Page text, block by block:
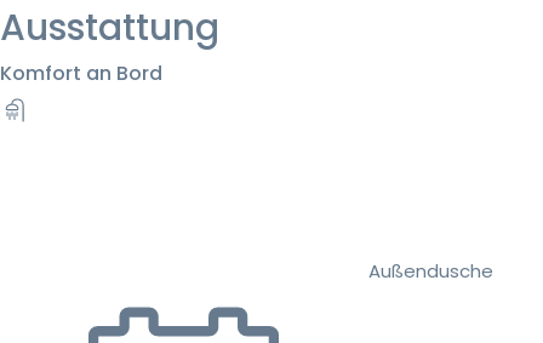
Ausstattung
Komfort an Bord
Außendusche